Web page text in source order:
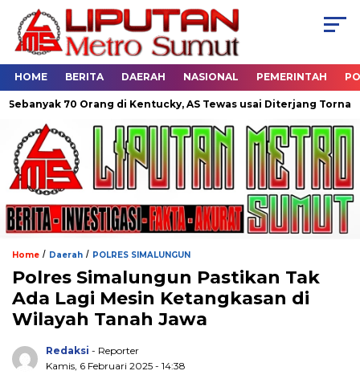
HOME BERITA DAERAH NASIONAL PEMERINTAH
70 Orang di Kentucky, AS Tewas usai Diterjang Tornado Dahsyat
Home / Daerah / POLRES SIMALUNGUN
Polres Simalungun Pastikan Tak
Ada Lagi Mesin Ketangkasan di
Wilayah Tanah Jawa
Redaksi - Reporter
Kamis, 6 Februari 2025 - 14:38